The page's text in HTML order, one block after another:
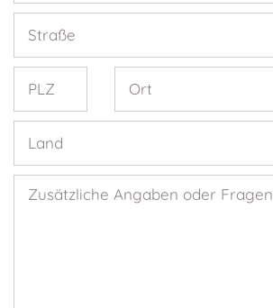
Straße
PLZ Ort
Land
Zusätzliche Angaben oder Fragen